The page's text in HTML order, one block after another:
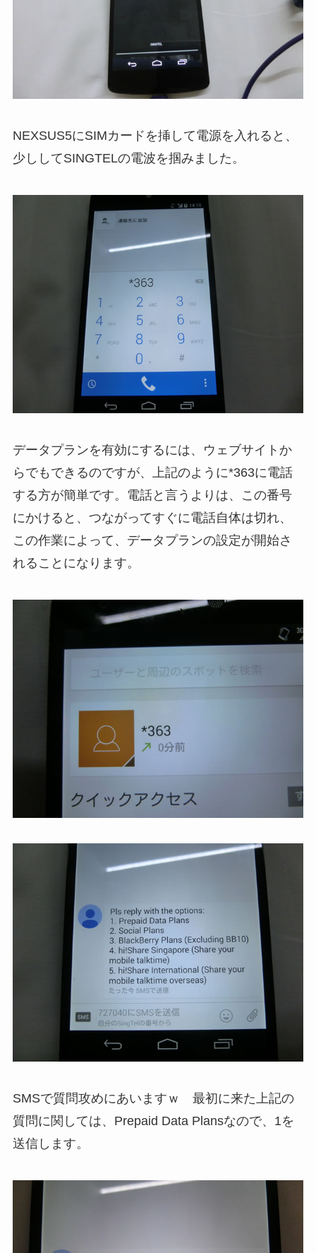
NEXSUS5にSIMカードを挿して電源を入れると、
少ししてSINGTELの電波を掴みました。
データプランを有効にするには、ウェブサイトか
らでもできるのですが、上記のように*363に電話
する方が簡単です。電話と言うよりは、この番号
にかけると、つながってすぐに電話自体は切れ、
この作業によって、データプランの設定が開始さ
れることになります。
SMSで質問攻めにあいますｗ 最初に来た上記の
質問に関しては、Prepaid Data Plansなので、1を
送信します。